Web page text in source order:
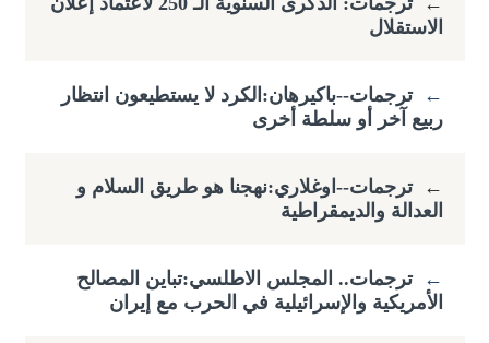
الاستقلال
← ترجمات--باكيرهان:الكرد لا يستطيعون انتظار
ربيع آخر أو سلطة أخرى
← ترجمات--اوغلاري:نهجنا هو طريق السلام و
العدالة والديمقراطية
← ترجمات.. المجلس الاطلسي:تباين المصالح
الأمريكية والإسرائيلية في الحرب مع إيران